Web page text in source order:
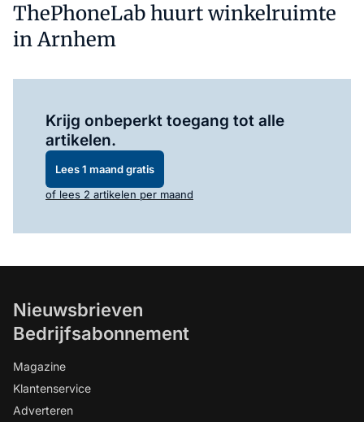
ThePhoneLab huurt winkelruimte
in Arnhem
Krijg onbeperkt toegang tot alle
artikelen.
Lees 1 maand gratis
of lees 2 artikelen per maand
Nieuwsbrieven
Bedrijfsabonnement
Magazine
Klantenservice
Adverteren